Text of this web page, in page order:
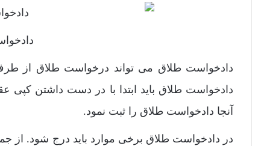
دادخواست طلاق می تواند درخواست طلاق از
دادخواست طلاق باید ابتدا با در دست داشتن کپی
آنجا دادخواست طلاق را ثبت نمود.
در دادخواست طلاق برخی موارد باید درج شود. از